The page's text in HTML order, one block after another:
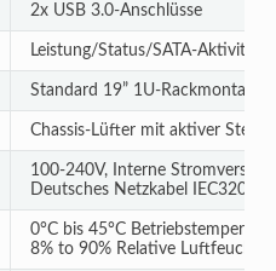
2x USB 3.0-Anschlüsse
Leistung/Status/SATA-Aktivität
Standard 19” 1U-Rackmontage
Chassis-Lüfter mit aktiver
100-240V, Interne
Deutsches Netzkabel IEC320-
0°C bis 45°C Betriebstemperatur
8% to 90% Relative